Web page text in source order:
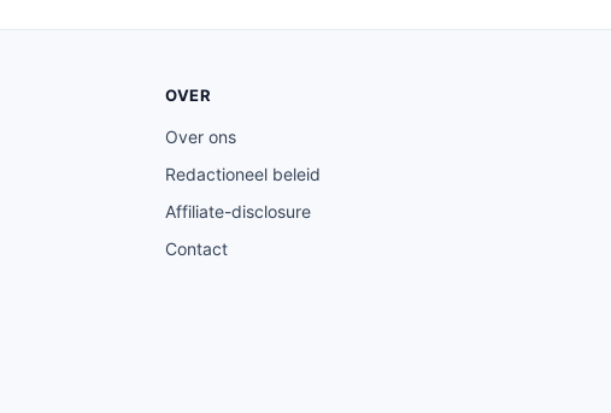
OVER
Over ons
Redactioneel beleid
Affiliate-disclosure
Contact